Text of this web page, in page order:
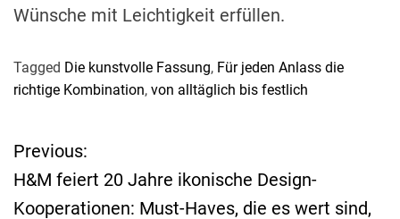
Wünsche mit Leichtigkeit erfüllen.
Tagged Die kunstvolle Fassung, Für jeden Anlass die
richtige Kombination, von alltäglich bis festlich
B
e
Previous:
H&M feiert 20 Jahre ikonische Design-
Kooperationen: Must-Haves, die es wert sind,